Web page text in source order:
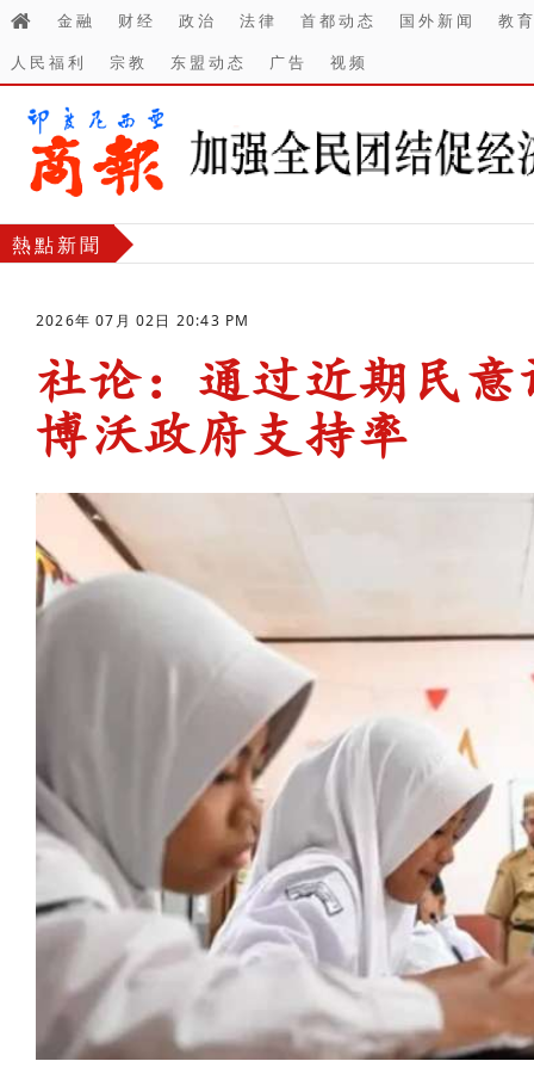
金融 财经 政治 法律 首都动态 国外新闻
教
人民福利
宗教 东盟动态 广告 视频
熱點新聞
2026年 07月 02日 20:43 PM
社论：通过近期民
博沃政府支持率